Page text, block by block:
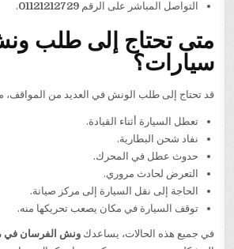
التواصل المباشر على الرقم01121212729
.
متى تحتاج إلى طلب
سيارات؟
قد تحتاج إلى طلب الونش في العديد من المواقف،
تعطل السيارة أثناء القيادة.
نفاد شحن البطارية.
حدوث عطل في المحرك.
التعرض لحادث مروري.
الحاجة إلى نقل السيارة إلى مركز صيانة.
توقف السيارة في مكان يصعب تحريكها منه.
في جميع هذه الحالات، يساعدكونش الفرسان في